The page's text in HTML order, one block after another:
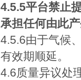
4.5.5平台禁止
承担任何由此
4.5.6由于气候
有效期顺延。
4.6质量异议处